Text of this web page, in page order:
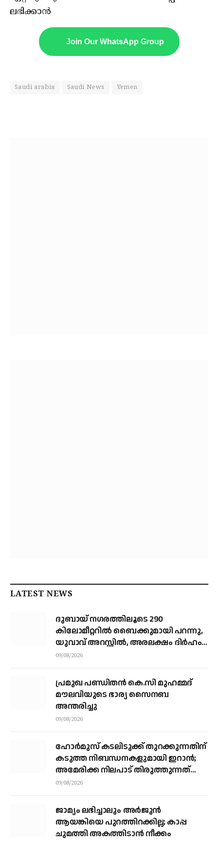
ലഭിക്കാൻ
Join Our WhatsApp Group
Saudi arabia Saudi News Yemen
LATEST NEWS
ദുബായ് ന​ഗരത്തിലൂടെ 290
കിലോമീറ്ററില്‍ ബൈക്കുമായി പറന്നു,
യുവാവ് അറസ്റ്റിൽ, അരലക്ഷം ദിർഹം
പിഴ
09/08/2026
പ്രമുഖ പണ്ഡിതൻ കെ.സി മുഹമ്മദ്
മൗലവിയുടെ ഭാര്യ സൈനബ
അന്തരിച്ചു
09/08/2026
ഹോര്‍മുസ് കടലിടുക്ക് തുറക്കുന്നതിന്
കടുത്ത നിബന്ധനകളുമായി ഇറാന്‍;
അമേരിക്ക നിലപാട് തിരുത്തുന്നത്
വരെ തുറക്കില്ലെന്ന് കൗണ്‍സില്‍
09/08/2026
ജാമ്യം ലഭിച്ചാലും അര്‍ജുന്‍
ആയങ്കിയെ പുറത്തിറക്കില്ല; കാപ്പ
ചുമത്തി അകത്തിടാന്‍ നീക്കം